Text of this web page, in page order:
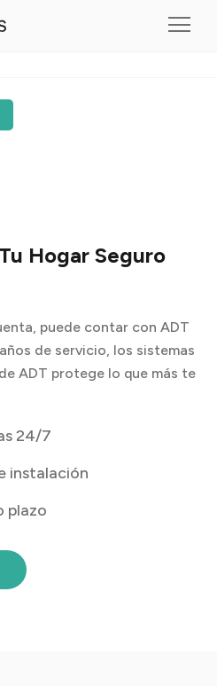
Hogar Seguro
puede contar con ADT
de servicio, los sistemas
ADT protege lo que más te
24/7
instalación
plazo